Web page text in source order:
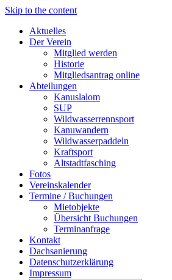
Skip to the content
Aktuelles
Der Verein
Mitglied werden
Historie
Mitgliedsantrag online
Abteilungen
Kanuslalom
SUP
Wildwasserrennsport
Kanuwandern
Wildwasserpaddeln
Kraftsport
Altstadtfasching
Fotos
Vereinskalender
Termine / Buchungen
Mietobjekte
Übersicht Buchungen
Terminanfrage
Kontakt
Dachsanierung
Datenschutzerklärung
Impressum